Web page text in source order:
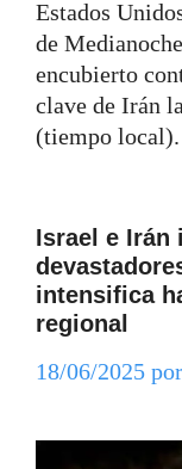
Estados
de
encubierto
clave de Irán
(tiempo
Israel e Irán
intensifica
regional
18/06/2025 por